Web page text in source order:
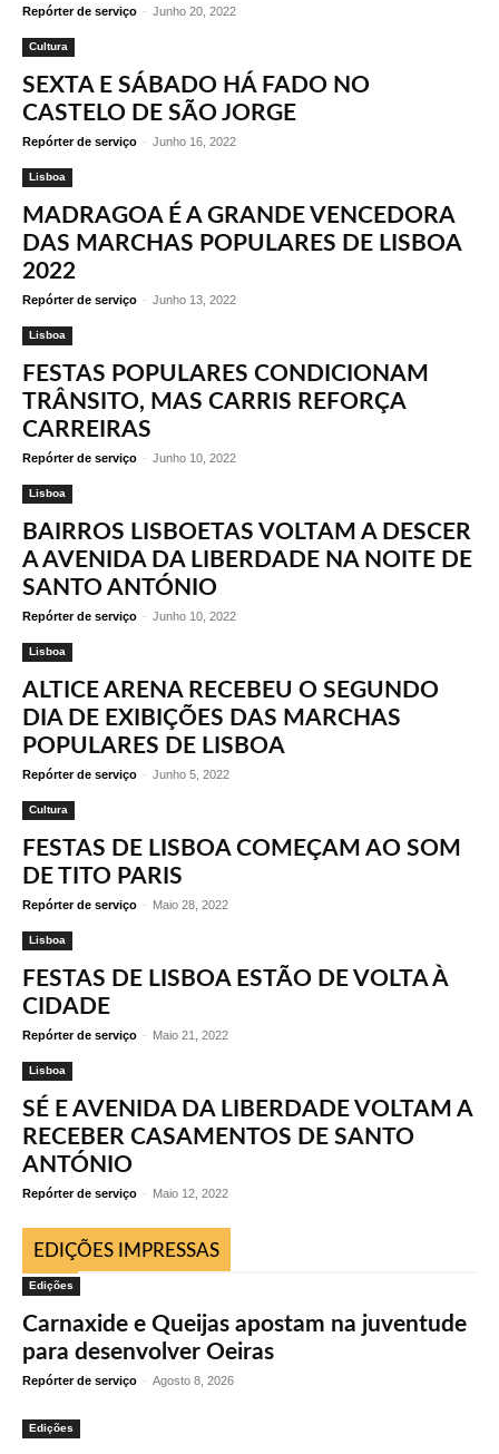
Repórter de serviço - Junho 20, 2022
Cultura
SEXTA E SÁBADO HÁ FADO NO
CASTELO DE SÃO JORGE
Repórter de serviço - Junho 16, 2022
Lisboa
MADRAGOA É A GRANDE VENCEDORA
DAS MARCHAS POPULARES DE LISBOA
2022
Repórter de serviço - Junho 13, 2022
Lisboa
FESTAS POPULARES CONDICIONAM
TRÂNSITO, MAS CARRIS REFORÇA
CARREIRAS
Repórter de serviço - Junho 10, 2022
Lisboa
BAIRROS LISBOETAS VOLTAM A DESCER
A AVENIDA DA LIBERDADE NA NOITE DE
SANTO ANTÓNIO
Repórter de serviço - Junho 10, 2022
Lisboa
ALTICE ARENA RECEBEU O SEGUNDO
DIA DE EXIBIÇÕES DAS MARCHAS
POPULARES DE LISBOA
Repórter de serviço - Junho 5, 2022
Cultura
FESTAS DE LISBOA COMEÇAM AO SOM
DE TITO PARIS
Repórter de serviço - Maio 28, 2022
Lisboa
FESTAS DE LISBOA ESTÃO DE VOLTA À
CIDADE
Repórter de serviço - Maio 21, 2022
Lisboa
SÉ E AVENIDA DA LIBERDADE VOLTAM A
RECEBER CASAMENTOS DE SANTO
ANTÓNIO
Repórter de serviço - Maio 12, 2022
EDIÇÕES IMPRESSAS
Edições
Carnaxide e Queijas apostam na juventude
para desenvolver Oeiras
Repórter de serviço - Agosto 8, 2026
Edições